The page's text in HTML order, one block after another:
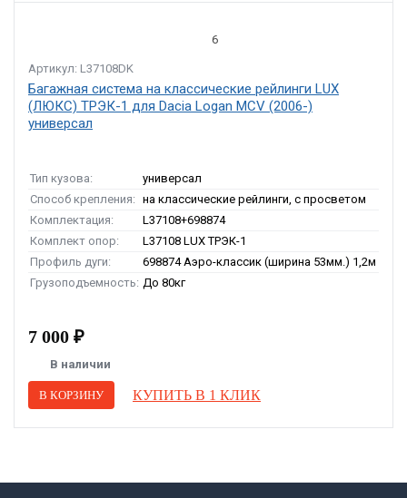
6
Артикул: L37108DK
Багажная система на классические рейлинги LUX
(ЛЮКС) ТРЭК-1 для Dacia Logan MCV (2006-)
универсал
Тип кузова:
универсал
Способ крепления: на классические рейлинги, с просветом
Комплектация:
L37108+698874
Комплект опор:
L37108 LUX ТРЭК-1
Профиль дуги:
698874 Аэро-классик (ширина 53мм.) 1,2м
Грузоподъемность: До 80кг
7 000 ₽
В наличии
В КОРЗИНУ КУПИТЬ В 1 КЛИК